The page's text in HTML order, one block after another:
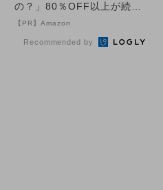
の？」80％OFF以上が続々
登場！Amazonの本気が...
【PR】Amazon
Recommended by